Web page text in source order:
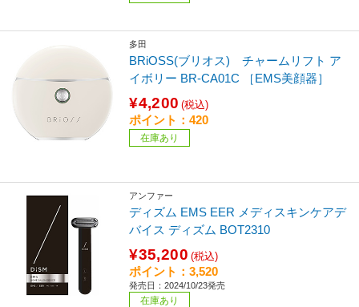
多田
BRiOSS(ブリオス) チャームリフト ア
イボリー BR-CA01C ［EMS美顔器］
¥4,200 (税込)
ポイント：420
在庫あり
アンファー
ディズム EMS EER メディスキンケアデ
バイス ディズム BOT2310
¥35,200 (税込)
ポイント：3,520
発売日：2024/10/23発売
在庫あり